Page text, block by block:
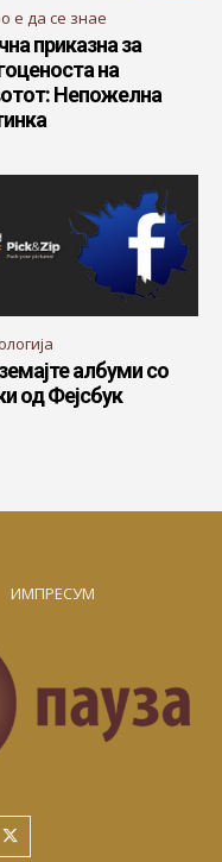
е да се знае
приказна за
на
Непожелна
албуми со
од Фејсбук
ИМПРЕСУМ